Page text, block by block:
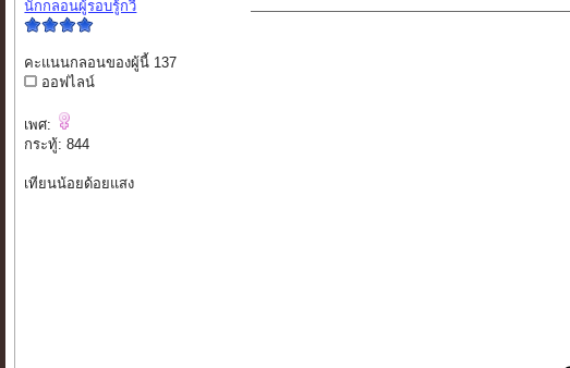
นักกลอนผู้รอบรู้กวี
คะแนนกลอนของผู้นี้ 137
ออฟไลน์
เพศ:
กระทู้: 844
เทียนน้อยด้อยแสง